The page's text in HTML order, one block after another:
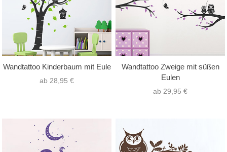
Wandtattoo Kinderbaum mit Eule
ab 28,95 €
Wandtattoo Zweige mit süßen
Eulen
ab 29,95 €